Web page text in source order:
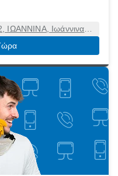
Ιωάννινα
45332